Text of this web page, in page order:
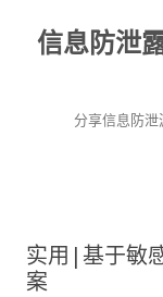
信息防泄
分享信息防
实用|基于敏
案